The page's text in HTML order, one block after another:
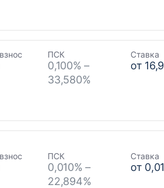
ПСК
0,100% –
33,580%
Ставка
от 16,9
ПСК
0,010% –
22,894%
Ставка
от 0,01